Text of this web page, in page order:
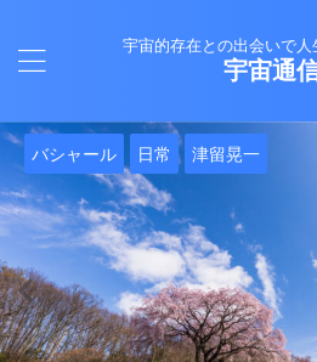
宇宙的存在との出会いで人
宇宙通
日常 津留晃一
バシャール 日常 津留晃一
Healy 日常
バシャール 日常
日常
日常
Healy 日常 津留晃一
日常
Healy 日常
日常